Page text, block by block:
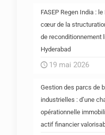
FASEP Regen India :
cœur de la
de reconditionnement
Hyderabad
19 mai 2026
Gestion des parcs de
industrielles : d’une
opérationnelle
actif financier